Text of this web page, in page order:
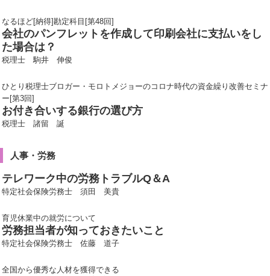
なるほど[納得]勘定科目[第48回]
会社のパンフレットを作成して印刷会社に支払いをし
た場合は？
税理士 駒井 伸俊
ひとり税理士ブロガー・モロトメジョーのコロナ時代の資金繰り改善セミナ
ー[第3回]
お付き合いする銀行の選び方
税理士 諸留 誕
人事・労務
テレワーク中の労務トラブルQ＆A
特定社会保険労務士 須田 美貴
育児休業中の就労について
労務担当者が知っておきたいこと
特定社会保険労務士 佐藤 道子
全国から優秀な人材を獲得できる